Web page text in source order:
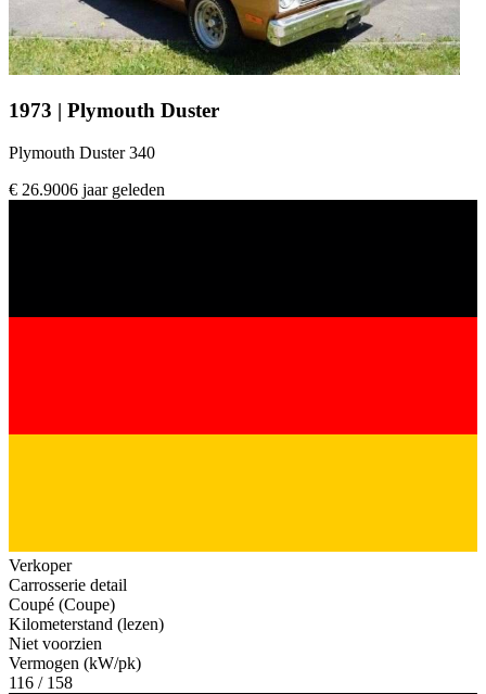
1973 | Plymouth Duster
Plymouth Duster 340
€ 26.9006 jaar geleden
Verkoper
Carrosserie detail
Coupé (Coupe)
Kilometerstand (lezen)
Niet voorzien
Vermogen (kW/pk)
116 / 158